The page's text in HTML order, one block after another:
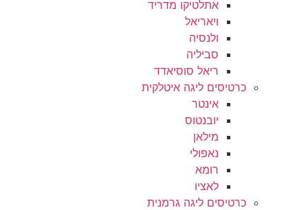
אתלטיקו מדריד
ויאריאל
ולנסיה
סביליה
ריאל סוסיאדד
כרטיסים ליגה איטלקית
אינטר
יובנטוס
מילאן
נאפולי
רומא
לאציו
כרטיסים ליגה גרמנית